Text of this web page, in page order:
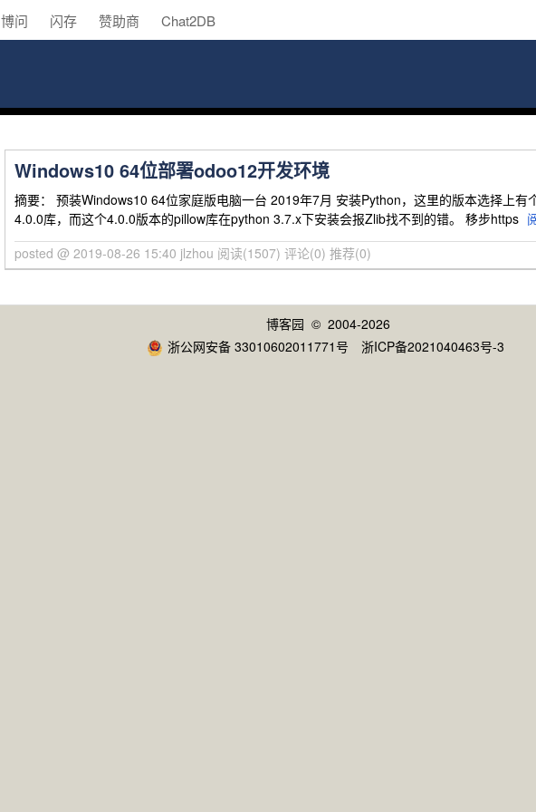
博问 闪存 赞助商 Chat2DB
Windows10 64位部署odoo12开发环境
摘要： 预装Windows10 64位家庭版电脑一台 2019年7月 安装Python，这里的版本选择上
4.0.0库，而这个4.0.0版本的pillow库在python 3.7.x下安装会报Zlib找不到的错。 移步https
posted @ 2019-08-26 15:40 jlzhou 阅读(1507) 评论(0) 推荐(0)
博客园 © 2004-2026
浙公网安备 33010602011771号
浙ICP备2021040463号-3